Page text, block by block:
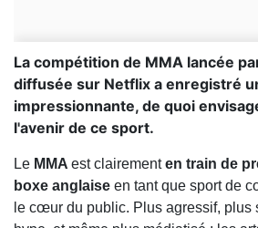
La compétition de MMA lancée
diffusée sur Netflix a enregistré
impressionnante, de quoi
l'avenir de ce sport.
Le MMA est clairementen train de
boxe anglaise en tant que sport de
le cœur du public. Plus agressif, plus